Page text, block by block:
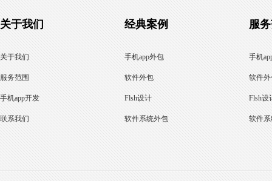
关于我们
关于我们
服务范围
手机app开发
联系我们
经典案例
手机app外包
软件外包
Flsh设计
软件系统外包
服
手机
软件
Flsh设
软件